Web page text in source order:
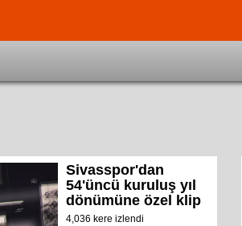
Sivasspor'dan
54'üncü kuruluş yıl
dönümüne özel klip
4,036 kere izlendi